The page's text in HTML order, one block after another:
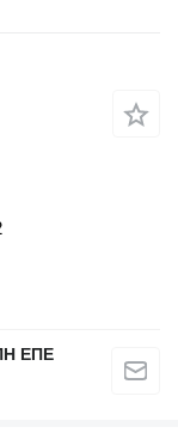
ΕΠΕ